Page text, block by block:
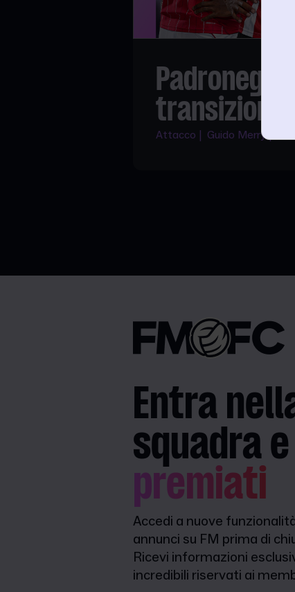
transizione
Attacco | Guido Merry |
Entra
squadra e
premiati
Accedi a nuove
annunci su FM prima di
Ricevi informazioni
incredibili riservati ai